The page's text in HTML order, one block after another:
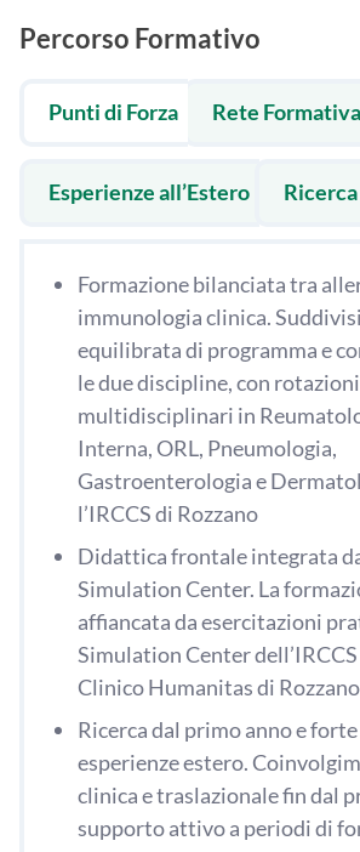
Percorso Formativo
Punti di Forza Rete Formativa
Esperienze all’Estero Ricerca
Formazione bilanciata tra
immunologia clinica.
equilibrata di programma e
le due discipline, con rotazioni
multidisciplinari in
Interna, ORL, Pneumologia,
Gastroenterologia e
l’IRCCS di Rozzano
Didattica frontale integrata
Simulation Center. La
affiancata da esercitazioni
Simulation Center
Clinico Humanitas di Rozzano
Ricerca dal primo anno e
esperienze estero.
clinica e traslazionale fin dal
supporto attivo a periodi di